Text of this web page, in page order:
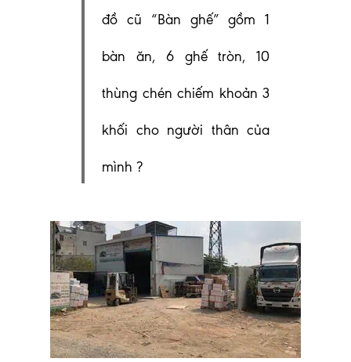
đồ cũ “Bàn ghế” gồm 1
bàn ăn, 6 ghế tròn, 10
thùng chén chiếm khoản 3
khối cho người thân của
mình ?